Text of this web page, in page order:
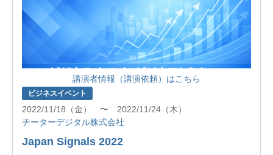
講演者情報（講演依頼）はこちら
ビジネスイベント
2022/11/18（金） 〜 2022/11/24（木）
チーターデジタル株式会社
Japan Signals 2022